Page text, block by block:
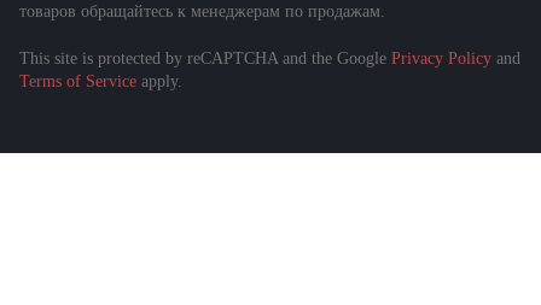
товаров обращайтесь к менеджерам по продажам.
This site is protected by reCAPTCHA and the Google Privacy Policy and
Terms of Service apply.
Подобрать спецтехнику
за 1 минуту